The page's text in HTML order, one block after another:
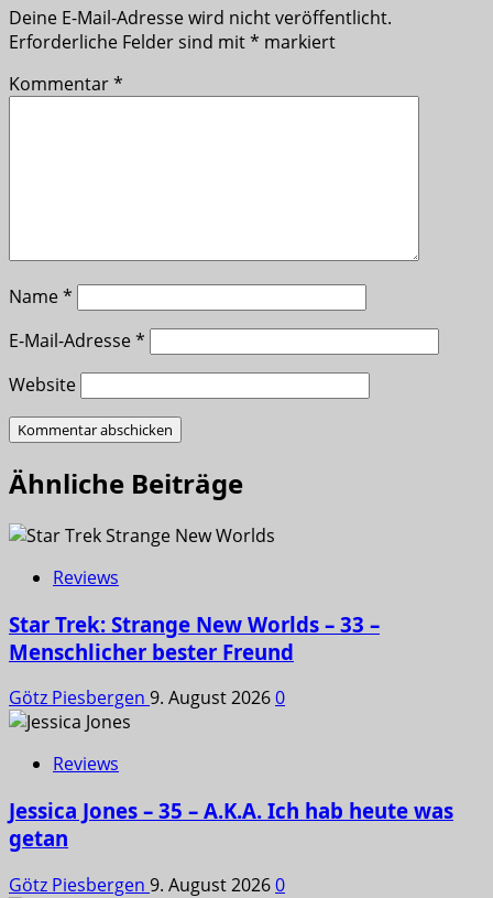
Deine E-Mail-Adresse wird nicht veröffentlicht.
Erforderliche Felder sind mit* markiert
Kommentar*
Name*
E-Mail-Adresse*
Website
Ähnliche Beiträge
Reviews
Star Trek: Strange New Worlds – 33 –
Menschlicher bester Freund
Götz Piesbergen 9. August 20260
Reviews
Jessica Jones – 35 – A.K.A. Ich hab heute was
getan
Götz Piesbergen 9. August 20260